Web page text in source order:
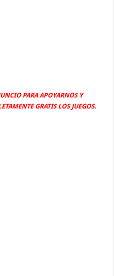
PARA APOYARNOS Y
GRATIS LOS JUEGOS.